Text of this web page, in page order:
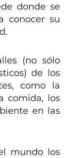
donde se
conocer su
(no sólo
de los
como la
comida, los
en las
mundo los